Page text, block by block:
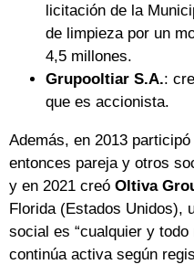
licitación de la
de limpieza por un
4,5 millones.
Grupooltiar S.A.:
que es accionista.
Además, en 2013
entonces pareja y otros
y en 2021 creó Oltiva
Florida (Estados Unidos),
social es “cualquier y
continúa activa según